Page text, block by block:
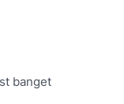
banget